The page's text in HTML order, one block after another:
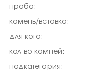
проба:
камень/вставка:
для кого:
кол-во камней:
подкатегория: